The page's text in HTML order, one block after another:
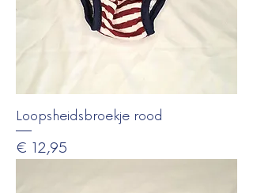
Loopsheidsbroekje rood
Prijs
€ 12,95